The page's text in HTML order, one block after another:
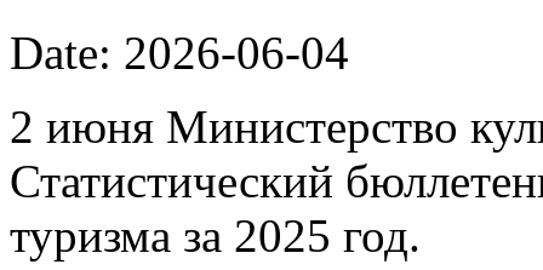
Date: 2026-06-04
2 июня Министерство
Статистический
туризма за 2025 год.